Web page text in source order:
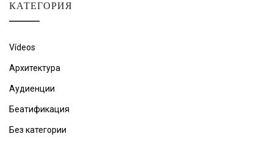
КАТЕГОРИЯ
Vídeos
Архитектура
Аудиенции
Беатификация
Без категории